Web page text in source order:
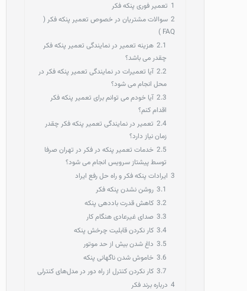
1 تعمیر فوری پنکه فکر
2 سوالات مشتریان در خصوص تعمیر پنکه فکر (
FAQ )
2.1 هزینه تعمیر در نمایندگی تعمیر پنکه فکر
چقدر می باشد؟
2.2 آیا تعمیرات در نمایندگی تعمیر پنکه فکر در
محل انجام می شود؟
2.3 آیا خودم می توانم برای تعمیر پنکه فکر
اقدام کنم؟
2.4 تعمیر در نمایندگی تعمیر پنکه فکر چقدر
زمان نیاز دارد؟
2.5 خدمات تعمیر پنکه در فکر در تهران صرفا
توسط پیشتاز سرویس انجام می شود؟
3 ایرادات پنکه فکر و راه حل رفع ایراد
3.1 روشن نشدن پنکه فکر
3.2 کاهش قدرت باددهی پنکه
3.3 صدای غیرعادی هنگام کار
3.4 کار نکردن قابلیت چرخش پنکه
3.5 داغ شدن بیش از حد موتور
3.6 خاموش شدن ناگهانی پنکه
3.7 کار نکردن کنترل از راه دور در مدل‌های کنترلی
4 درباره برند فکر